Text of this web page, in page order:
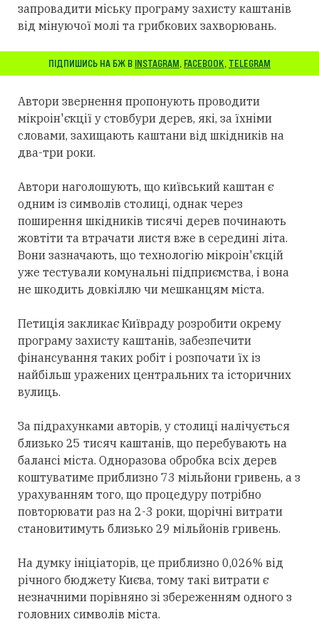
запровадити міську програму захисту каштанів
від мінуючої молі та грибкових захворювань.
ПІДПИШИСЬ НА БЖ В INSTAGRAM, FACEBOOK, TELEGRAM
Автори звернення пропонують проводити
мікроін'єкції у стовбури дерев, які, за їхніми
словами, захищають каштани від шкідників на
два-три роки.
Автори наголошують, що київський каштан є
одним із символів столиці, однак через
поширення шкідників тисячі дерев починають
жовтіти та втрачати листя вже в середині літа.
Вони зазначають, що технологію мікроін'єкцій
уже тестували комунальні підприємства, і вона
не шкодить довкіллю чи мешканцям міста.
Петиція закликає Київраду розробити окрему
програму захисту каштанів, забезпечити
фінансування таких робіт і розпочати їх із
найбільш уражених центральних та історичних
вулиць.
За підрахунками авторів, у столиці налічується
близько 25 тисяч каштанів, що перебувають на
балансі міста. Одноразова обробка всіх дерев
коштуватиме приблизно 73 мільйони гривень, а з
урахуванням того, що процедуру потрібно
повторювати раз на 2-3 роки, щорічні витрати
становитимуть близько 29 мільйонів гривень.
На думку ініціаторів, це приблизно 0,026% від
річного бюджету Києва, тому такі витрати є
незначними порівняно зі збереженням одного з
головних символів міста.